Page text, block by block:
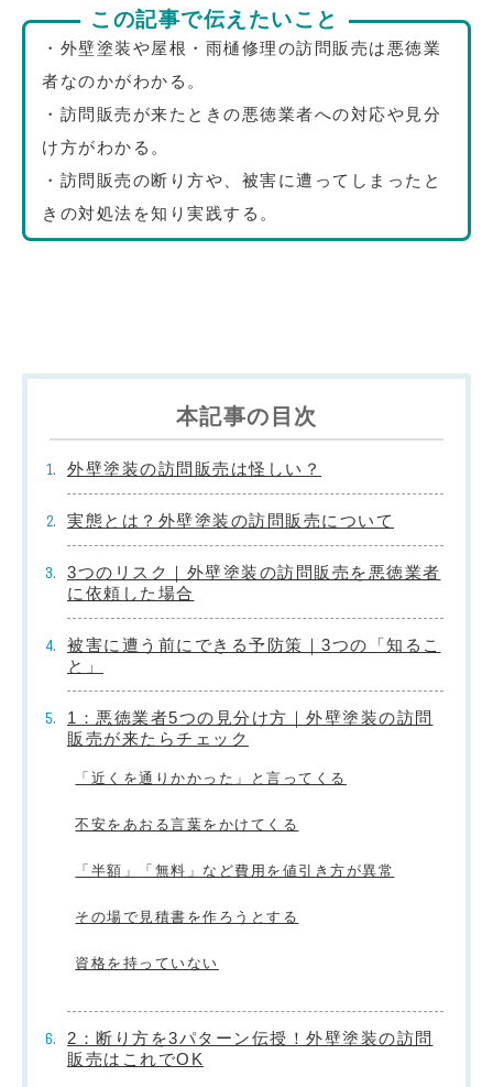
この記事で伝えたいこと
・外壁塗装や屋根・雨樋修理の訪問販売は悪徳業
者なのかがわかる。
・訪問販売が来たときの悪徳業者への対応や見分
け方がわかる。
・訪問販売の断り方や、被害に遭ってしまったと
きの対処法を知り実践する。
本記事の目次
外壁塗装の訪問販売は怪しい？
実態とは？外壁塗装の訪問販売について
3つのリスク｜外壁塗装の訪問販売を悪徳業者
に依頼した場合
被害に遭う前にできる予防策｜3つの「知るこ
と」
1：悪徳業者5つの見分け方｜外壁塗装の訪問
販売が来たらチェック
「近くを通りかかった」と言ってくる
不安をあおる言葉をかけてくる
「半額」「無料」など費用を値引き方が異常
その場で見積書を作ろうとする
資格を持っていない
2：断り方を3パターン伝授！外壁塗装の訪問
販売はこれでOK